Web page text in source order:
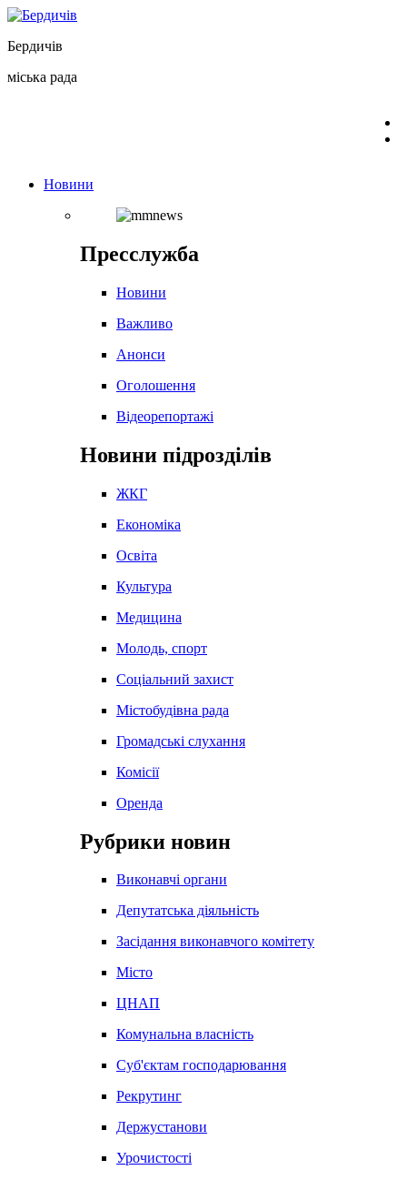
Перейти
вмісту
Бердичів
міська рада
Новини
Пресслужба
Новини
Важливо
Анонси
Оголошення
Відеорепортажі
Новини підрозділів
ЖКГ
Економіка
Освіта
Культура
Медицина
Молодь, спорт
Соціальний захист
Містобудівна рада
Громадські слухання
Комісії
Оренда
Рубрики новин
Виконавчі органи
Депутатська діяльність
Засідання виконавчого комітету
Місто
ЦНАП
Комунальна власність
Суб'єктам господарювання
Рекрутинг
Держустанови
Урочистості